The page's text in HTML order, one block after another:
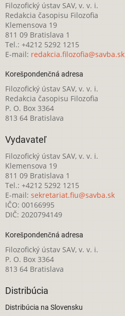
Filozofický ústav SAV, v. v. i.
Redakcia časopisu Filozofia
Klemensova 19
811 09 Bratislava 1
Tel.: +4212 5292 1215
E-mail: redakcia.filozofia@savba.sk
Korešpondenčná adresa
Filozofický ústav SAV, v. v. i.
Redakcia časopisu Filozofia
P. O. Box 3364
813 64 Bratislava
Vydavateľ
Filozofický ústav SAV, v. v. i.
Klemensova 19
811 09 Bratislava 1
Tel.: +4212 5292 1215
E-mail: sekretariat.fiu@savba.sk
IČO: 00166995
DIČ: 2020794149
Korešpondenčná adresa
Filozofický ústav SAV, v. v. i.
P. O. Box 3364
813 64 Bratislava
Distribúcia
Distribúcia na Slovensku